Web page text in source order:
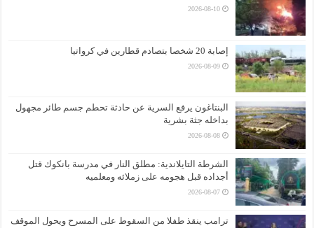
2026-08-10
إصابة 20 شخصا بتصادم قطارين في كرواتيا
2026-08-09
البنتاغون يرفع السرية عن حادثة تحطم جسم طائر مجهول
بداخله جثة بشرية
2026-08-08
الشرطة التايلاندية: مطلق النار في مدرسة بانكوك قتل
أجداده قبل هجومه على زملائه ومعلميه
2026-08-07
ترامب ينقذ طفلا من السقوط على المسرح ويحول الموقف